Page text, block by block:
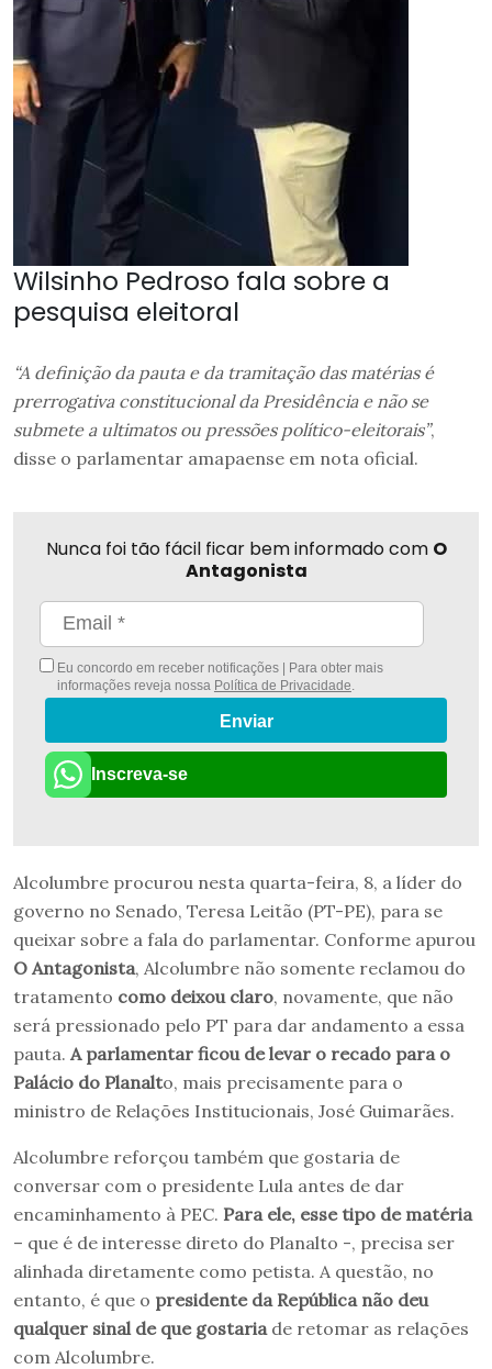
Wilsinho Pedroso fala sobre a
pesquisa eleitoral
“A definição da pauta e da tramitação das matérias é
prerrogativa constitucional da Presidência e não se
submete a ultimatos ou pressões político-eleitorais”,
disse o parlamentar amapaense em nota oficial.
Nunca foi tão fácil ficar bem informado com O
Antagonista
Eu concordo em receber notificações | Para obter mais
informações reveja nossa Política de Privacidade
Enviar
Inscreva-se
Alcolumbre procurou nesta quarta-feira, 8, a líder do
governo no Senado, Teresa Leitão (PT-PE), para se
queixar sobre a fala do parlamentar. Conforme apurou
O Antagonista, Alcolumbre não somente reclamou do
tratamento como deixou claro, novamente, que não
será pressionado pelo PT para dar andamento a essa
pauta. A parlamentar ficou de levar o recado para o
Palácio do Planalto, mais precisamente para o
ministro de Relações Institucionais, José Guimarães.
Alcolumbre reforçou também que gostaria de
conversar com o presidente Lula antes de dar
encaminhamento à PEC. Para ele, esse tipo de matéria
– que é de interesse direto do Planalto -, precisa ser
alinhada diretamente como petista. A questão, no
entanto, é que o presidente da República não deu
qualquer sinal de que gostaria de retomar as relações
com Alcolumbre.